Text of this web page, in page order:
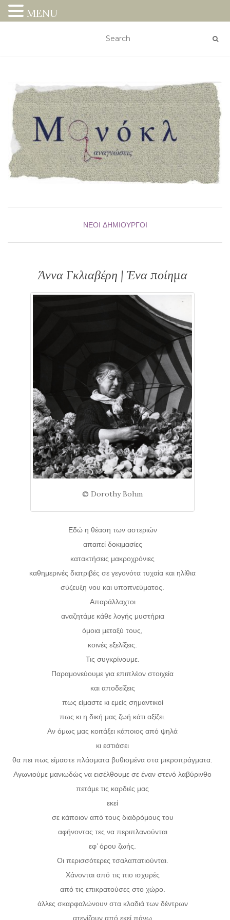
ΝΈΟΙ ΔΗΜΙΟΥΡΓΟΊ
Άννα Γκλιαβέρη | Ένα ποίημα
© Dorothy Bohm
Εδώ η θέαση των αστεριών
απαιτεί δοκιμασίες
κατακτήσεις μακροχρόνιες
καθημερινές διατριβές σε γεγονότα τυχαία και ηλίθια
σύζευξη νου και υποπνεύματος.
Απαράλλαχτοι
αναζητάμε κάθε λογής μυστήρια
όμοια μεταξύ τους,
κοινές εξελίξεις.
Τις συγκρίνουμε.
Παραμονεύουμε για επιπλέον στοιχεία
και αποδείξεις
πως είμαστε κι εμείς σημαντικοί
πως κι η δική μας ζωή κάτι αξίζει.
Αν όμως μας κοιτάξει κάποιος από ψηλά
κι εστιάσει
θα πει πως είμαστε πλάσματα βυθισμένα στα μικροπράγματα.
Αγωνιούμε μανιωδώς να εισέλθουμε σε έναν στενό λαβύρινθο
πετάμε τις καρδιές μας
εκεί
σε κάποιον από τους διαδρόμους του
αφήνοντας τες να περιπλανούνται
εφ’ όρου ζωής.
Οι περισσότερες τσαλαπατιούνται.
Χάνονται από τις πιο ισχυρές
από τις επικρατούσες στο χώρο.
άλλες σκαρφαλώνουν στα κλαδιά των δέντρων
ατενίζουν από εκεί πάνω
MENU